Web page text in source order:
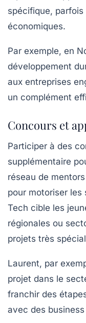
spécifique,
économiques.
Par exemple, en
développement
aux entreprises
un complément
Concours et
Participer à des
supplémentaire
réseau de
pour motoriser
Tech cible les
régionales ou
projets très
Laurent, par
projet dans le
franchir des
avec des